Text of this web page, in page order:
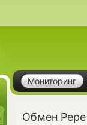
Мониторинг
Обмен Pepe